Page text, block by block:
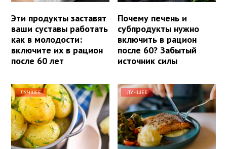
Эти продукты заставят
ваши суставы работать
как в молодости:
включите их в рацион
после 60 лет
Почему печень и
субпродукты нужно
включить в рацион
после 60? Забытый
источник силы
ЛУЧШЕЕ ЛУЧШЕЕ